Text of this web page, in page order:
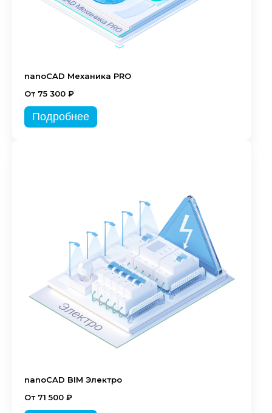
nanoCAD Механика PRO
От 75 300 ₽
Подробнее
nanoCAD BIM Электро
От 71 500 ₽